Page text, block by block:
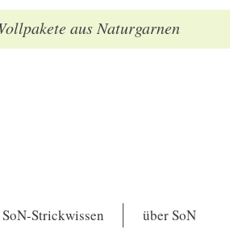
aus Naturgarnen
SoN-Strickwissen über SoN